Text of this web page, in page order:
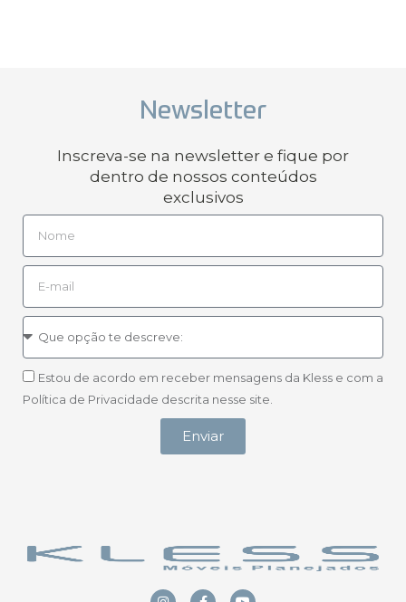
Newsletter
Inscreva-se na newsletter e fique por
dentro de nossos conteúdos
exclusivos
Estou de acordo em receber mensagens da Kless e com a
Política de Privacidade descrita nesse site.
Enviar